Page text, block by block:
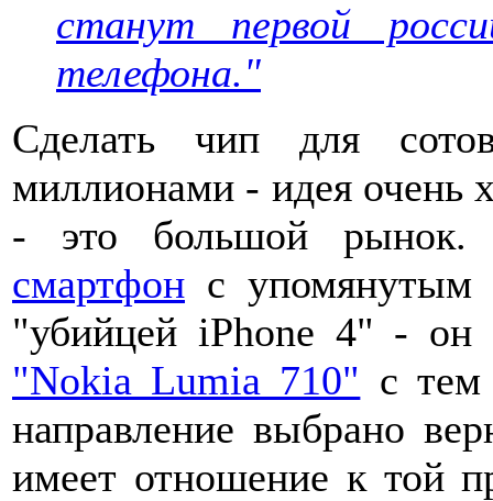
станут первой
телефона."
Сделать чип для
миллионами - идея очень
- это большой
смартфон с упомянутым
"убийцей iPhone 4" - он
"Nokia Lumia 710" с
направление выбрано
имеет отношение к той